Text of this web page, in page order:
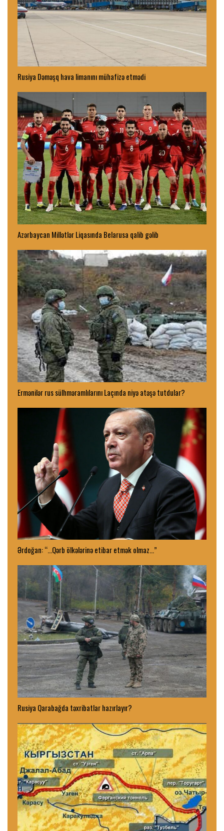
Rusiya Dəməşq hava limanını mühafizə etmədi
Azərbaycan Millətlər Liqasında Belarusa qalib gəlib
Ermənilər rus sülhməramlılarını Laçında niyə atəşə tutdular?
Ərdoğan: “…Qərb ölkələrinə etibar etmək olmaz…”
Rusiya Qarabağda təxribatlar hazırlayır?